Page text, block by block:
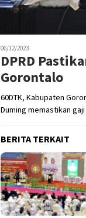
06/12/2023
DPRD
Gorontalo
60DTK, Kabupaten
Duming memastikan
BERITA TERKAIT